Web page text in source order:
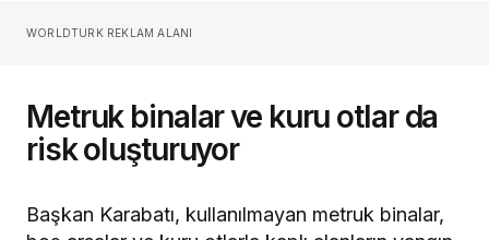
WORLDTURK REKLAM ALANI
Metruk binalar ve kuru otlar da
risk oluşturuyor
Başkan Karabatı, kullanılmayan metruk binalar,